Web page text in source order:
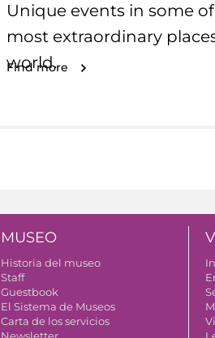
Unique events in some
most extraordinary
world.
Find more
MUSEO
Historia del museo
Staff
Guestbook
El Sistema de Museos
Carta de los servicios